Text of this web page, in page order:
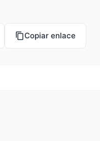
Copiar enlace